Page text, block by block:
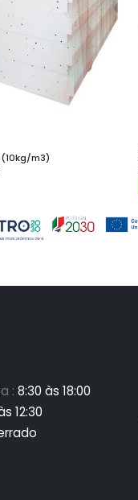
m3)
: 8:30 às 18:00
12:30